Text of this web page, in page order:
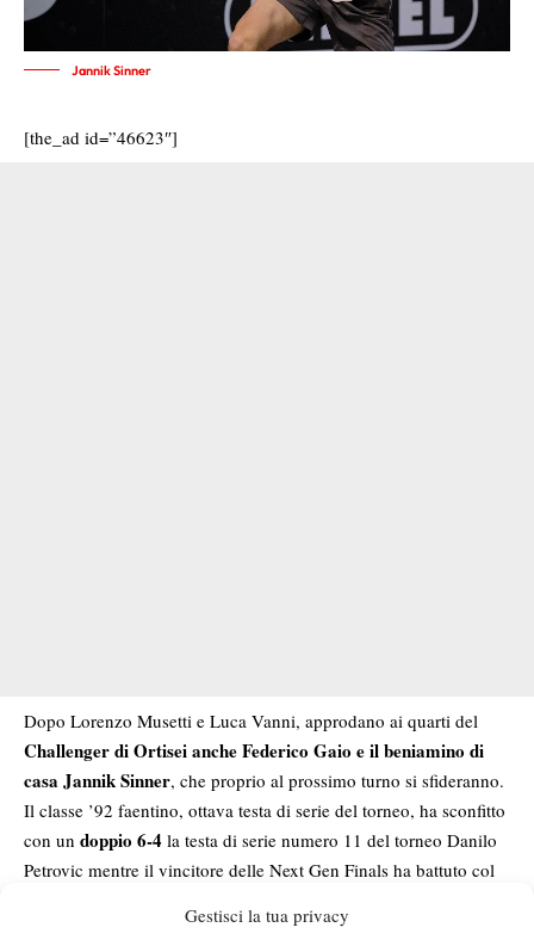
Gestisci la tua privacy
Jannik Sinner
[the_ad id=”46623″]
Dopo Lorenzo Musetti e Luca Vanni, approdano ai quarti del
Challenger di Ortisei anche Federico Gaio e il beniamino di
casa Jannik Sinner, che proprio al prossimo turno si sfideranno.
Il classe ’92 faentino, ottava testa di serie del torneo, ha sconfitto
con un doppio 6-4 la testa di serie numero 11 del torneo Danilo
Petrovic mentre il vincitore delle Next Gen Finals ha battuto col
Roberto Marcora, nel re-match della finale di Bergamo, vinta 6-3